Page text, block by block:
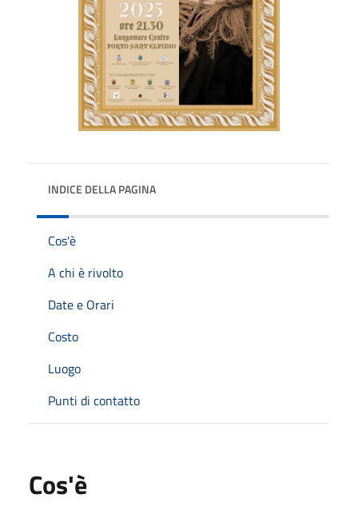
INDICE DELLA PAGINA
Cos'è
A chi è rivolto
Date e Orari
Costo
Luogo
Punti di contatto
Cos'è